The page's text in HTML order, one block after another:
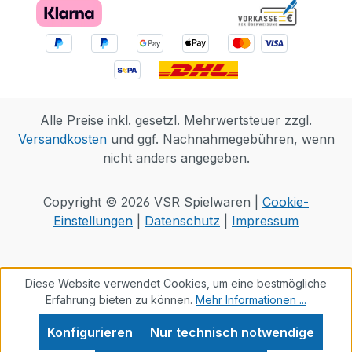
Abenteuer zu schicken. Eine digitale
Version dieser Anleitung ist auch in der
LEGO Builder App verfügbar. Das Set
besteht aus 505 Teilen. SPIELSET MIT
Skorpionbagger (71513) ist ein Fantasy-
Bauspielzeug, das Kindern ab 7 Jahren
ein besonders fantasievolles Bau- und
BAUOPTIONEN: Kinder können entweder
einen Skorpionbagger mit Greifscheren
Flügeln und Baggerschaufel-Giftstachel
bauen SPIELSET MIT ACTIONMECH
UND ZUBEHÖR: Zusätzlichen Spielspaß
bieten ein Diamant-Ei, das von
Alle Preise inkl. gesetzl. Mehrwertsteuer zzgl.
Versandkostenund ggf. Nachnahmegebühren, wenn
nicht anders angegeben.
Copyright © 2026 VSR Spielwaren | Cookie-
Einstellungen
Datenschutz Impressum
Diese Website verwendet Cookies, um eine bestmögliche
Erfahrung bieten zu können. Mehr Informationen ...
Nur technisch notwendige
Konfigurieren